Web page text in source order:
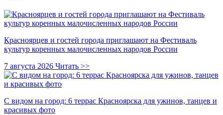
Красноярцев и гостей города приглашают на Фестиваль
культур коренных малочисленных народов России
7 августа 2026 Читать >>
С видом на город: 6 террас Красноярска для ужинов, танцев и
красивых фото